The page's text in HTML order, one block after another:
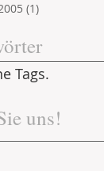
(1)
Tags.
uns!